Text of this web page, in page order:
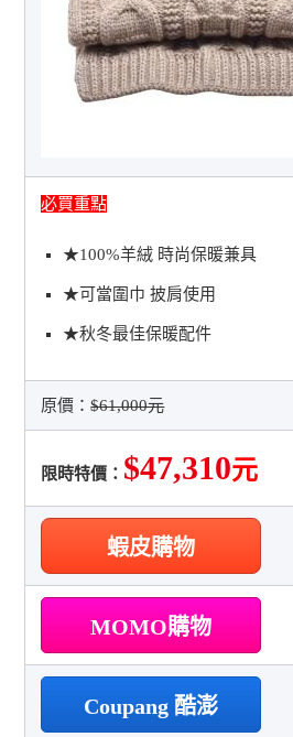
必買重點
★100%羊絨 時尚保暖兼具
★可當圍巾 披肩使用
★秋冬最佳保暖配件
原價：$61,000元
限時特價： $47,310元
蝦皮購物
MOMO購物
Coupang 酷澎